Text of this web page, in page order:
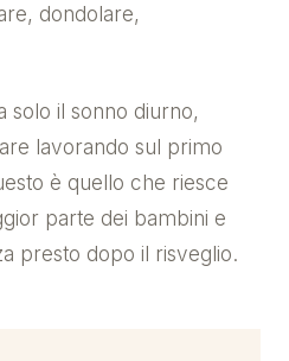
dondolare,
solo il sonno diurno,
lavorando sul primo
è quello che riesce
parte dei bambini e
presto dopo il risveglio.